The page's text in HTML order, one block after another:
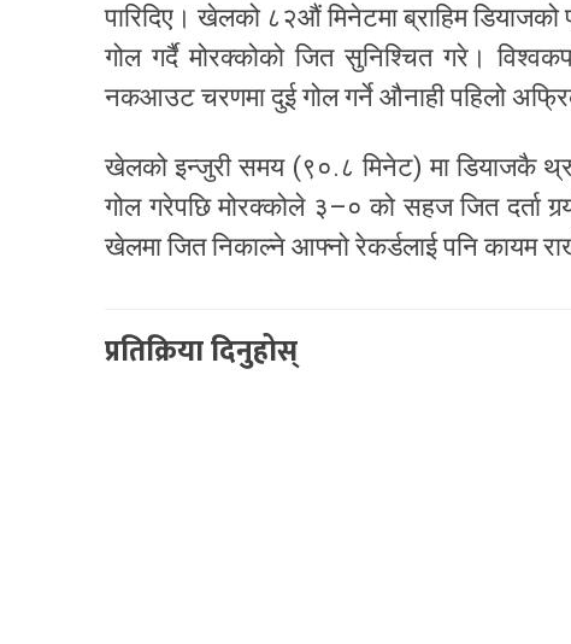
पारिदिए। खेलको ८२औं मिनेटमा ब्राहिम
गोल गर्दै मोरक्कोको जित सुनिश्चित गरे।
नकआउट चरणमा दुई गोल गर्ने औनाही पहिलो
खेलको इन्जुरी समय (९०.८ मिनेट) मा डियाजकै
गोल गरेपछि मोरक्कोले ३–० को सहज जित दर्ता
खेलमा जित निकाल्ने आफ्नो रेकर्डलाई पनि कायम
प्रतिक्रिया दिनुहोस्